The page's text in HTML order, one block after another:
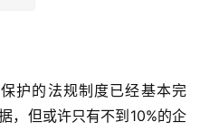
护的法规制度已经基本完
，但或许只有不到10%的企